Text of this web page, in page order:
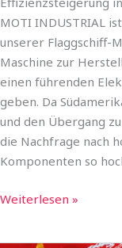
MOTI INDUSTRIAL
unserer Flaggschiff-
Maschine zur
einen führenden
geben. Da
und den Übergang
die Nachfrage nach
Komponenten so
Weiterlesen »